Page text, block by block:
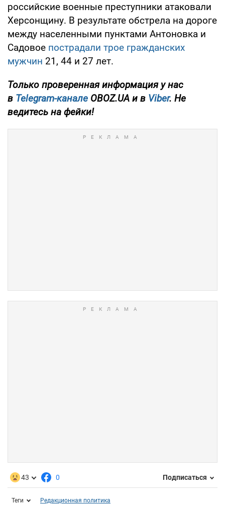
российские военные преступники атаковали
Херсонщину. В результате обстрела на дороге
между населенными пунктами Антоновка и
Садовое пострадали трое гражданских
мужчин 21, 44 и 27 лет.
Только проверенная информация у нас
в Telegram-канале OBOZ.UA и в Viber. Не
ведитесь на фейки!
43 0 Подписаться
Теги Редакционная политика